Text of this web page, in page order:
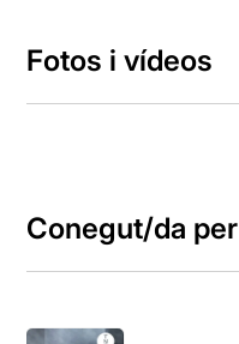
Fotos i vídeos
Conegut/da per